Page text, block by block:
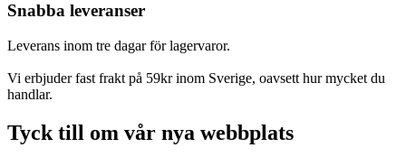
Snabba leveranser
Leverans inom tre dagar för lagervaror.
Vi erbjuder fast frakt på 59kr inom Sverige, oavsett hur mycket du
handlar.
Tyck till om vår nya webbplats